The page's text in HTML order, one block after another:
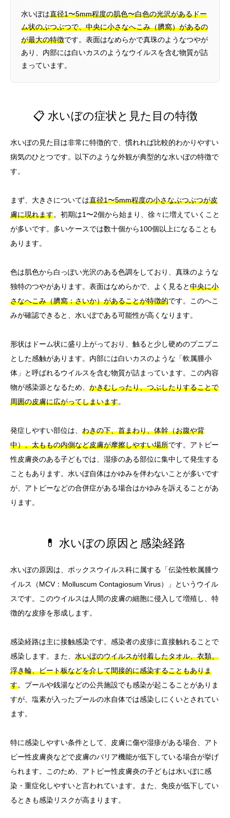
水いぼは直径1〜5mm程度の肌色〜白色の光沢があるドー
ム状のぶつぶつで、中央に小さなへこみ（臍窩）があるの
が最大の特徴です。表面はなめらかで真珠のようなつやが
あり、内部には白いカスのようなウイルスを含む物質が詰
まっています。
📋 水いぼの症状と見た目の特徴
水いぼの見た目は非常に特徴的で、慣れれば比較的わかりやすい
病気のひとつです。以下のような外観が典型的な水いぼの特徴で
す。
まず、大きさについては直径1〜5mm程度の小さなぶつぶつが皮
膚に現れます。初期は1〜2個から始まり、徐々に増えていくこと
が多いです。多いケースでは数十個から100個以上になることも
あります。
色は肌色から白っぽい光沢のある色調をしており、真珠のような
独特のつやがあります。表面はなめらかで、よく見ると中央に小
さなへこみ（臍窩：さいか）があることが特徴的です。このへこ
みが確認できると、水いぼである可能性が高くなります。
形状はドーム状に盛り上がっており、触ると少し硬めのプニプニ
とした感触があります。内部には白いカスのような「軟属腫小
体」と呼ばれるウイルスを含む物質が詰まっています。この内容
物が感染源となるため、 かきむしったり、つぶしたりすることで
周囲の皮膚に広がってしまいます。
発症しやすい部位は、 わきの下、首まわり、体幹（お腹や背
中）、太ももの内側など皮膚が摩擦しやすい場所です。アトピー
性皮膚炎のある子どもでは、湿疹のある部位に集中して発生する
こともあります。水いぼ自体はかゆみを伴わないことが多いです
が、アトピーなどの合併症がある場合はかゆみを訴えることがあ
ります。
💊 水いぼの原因と感染経路
水いぼの原因は、ポックスウイルス科に属する「伝染性軟属腫ウ
イルス（MCV：Molluscum Contagiosum Virus）」というウイル
スです。このウイルスは人間の皮膚の細胞に侵入して増殖し、特
徴的な皮疹を形成します。
感染経路は主に接触感染です。感染者の皮疹に直接触れることで
感染します。また、 水いぼのウイルスが付着したタオル、衣類、
浮き輪、ビート板などを介して間接的に感染することもありま
す。プールや銭湯などの公共施設でも感染が起こることがありま
すが、塩素が入ったプールの水自体では感染しにくいとされてい
ます。
特に感染しやすい条件として、皮膚に傷や湿疹がある場合、アト
ピー性皮膚炎などで皮膚のバリア機能が低下している場合が挙げ
られます。このため、アトピー性皮膚炎の子どもは水いぼに感
染・重症化しやすいと言われています。また、免疫が低下してい
るときも感染リスクが高まります。